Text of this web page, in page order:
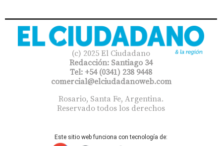
(c) 2025 El Ciudadano
Redacción: Santiago 34
Tel: +54 (0341) 238 9448
comercial@elciudadanoweb.com​
Rosario, Santa Fe, Argentina.
Reservado todos los derechos
Este sitio web funciona con tecnología de: